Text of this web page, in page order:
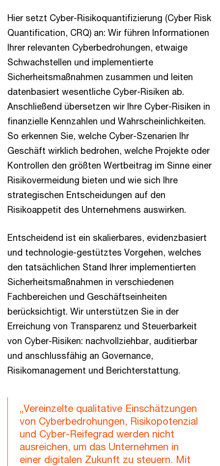
Hier setzt Cyber-Risikoquantifizierung (Cyber Risk
Quantification, CRQ) an: Wir führen Informationen
Ihrer relevanten Cyberbedrohungen, etwaige
Schwachstellen und implementierte
Sicherheitsmaßnahmen zusammen und leiten
datenbasiert wesentliche Cyber-Risiken ab.
Anschließend übersetzen wir Ihre Cyber-Risiken in
finanzielle Kennzahlen und Wahrscheinlichkeiten.
So erkennen Sie, welche Cyber-Szenarien Ihr
Geschäft wirklich bedrohen, welche Projekte oder
Kontrollen den größten Wertbeitrag im Sinne einer
Risikovermeidung bieten und wie sich Ihre
strategischen Entscheidungen auf den
Risikoappetit des Unternehmens auswirken.
Entscheidend ist ein skalierbares, evidenzbasiert
und technologie-gestütztes Vorgehen, welches
den tatsächlichen Stand Ihrer implementierten
Sicherheitsmaßnahmen in verschiedenen
Fachbereichen und Geschäftseinheiten
berücksichtigt. Wir unterstützen Sie in der
Erreichung von Transparenz und Steuerbarkeit
von Cyber-Risiken: nachvollziehbar, auditierbar
und anschlussfähig an Governance,
Risikomanagement und Berichterstattung.
„Vereinzelte qualitative Einschätzungen
von Cyberbedrohungen, Risikopotenzial
und Cyber-Reifegrad werden nicht
ausreichen, um das Unternehmen in
einer digitalen Zukunft zu steuern. Mit